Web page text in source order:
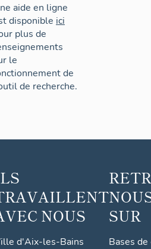
aide en ligne
disponible ici
plus de
le
de
de recherche.
NOUS
d'Aix-les-Bains
SUR
Bases